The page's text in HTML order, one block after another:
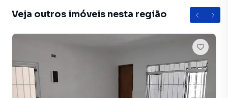
Veja outros imóveis nesta região